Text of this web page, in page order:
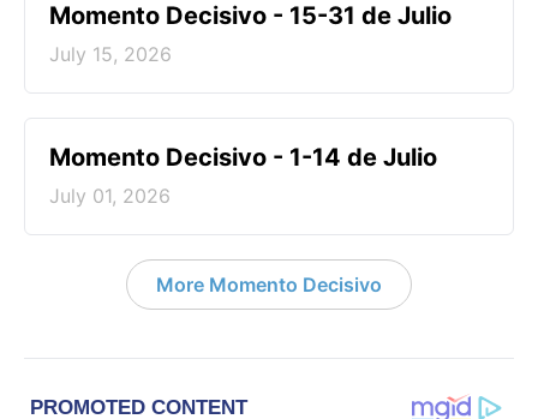
Momento Decisivo - 15-31 de Julio
July 15, 2026
Momento Decisivo - 1-14 de Julio
July 01, 2026
More Momento Decisivo